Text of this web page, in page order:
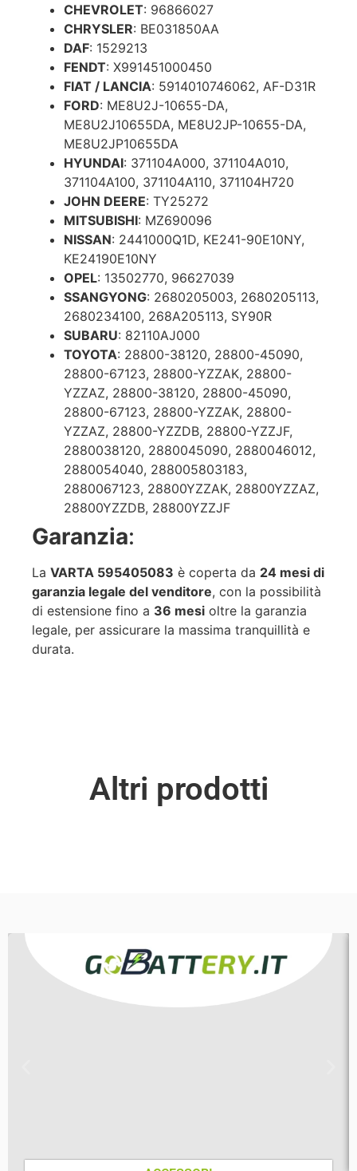
CHEVROLET: 96866027
CHRYSLER: BE031850AA
DAF: 1529213
FENDT: X991451000450
FIAT / LANCIA: 5914010746062, AF-D31R
FORD: ME8U2J-10655-DA,
ME8U2J10655DA, ME8U2JP-10655-DA,
ME8U2JP10655DA
HYUNDAI: 371104A000, 371104A010,
371104A100, 371104A110, 371104H720
JOHN DEERE: TY25272
MITSUBISHI: MZ690096
NISSAN: 2441000Q1D, KE241-90E10NY,
KE24190E10NY
OPEL: 13502770, 96627039
SSANGYONG: 2680205003, 2680205113,
2680234100, 268A205113, SY90R
SUBARU: 82110AJ000
TOYOTA: 28800-38120, 28800-45090,
28800-67123, 28800-YZZAK, 28800-
YZZAZ, 28800-38120, 28800-45090,
28800-67123, 28800-YZZAK, 28800-
YZZAZ, 28800-YZZDB, 28800-YZZJF,
2880038120, 2880045090, 2880046012,
2880054040, 288005803183,
2880067123, 28800YZZAK, 28800YZZAZ,
28800YZZDB, 28800YZZJF
Garanzia:
La VARTA 595405083 è coperta da 24 mesi di
garanzia legale del venditore, con la possibilità
di estensione fino a 36 mesi oltre la garanzia
legale, per assicurare la massima tranquillità e
durata.
Altri prodotti